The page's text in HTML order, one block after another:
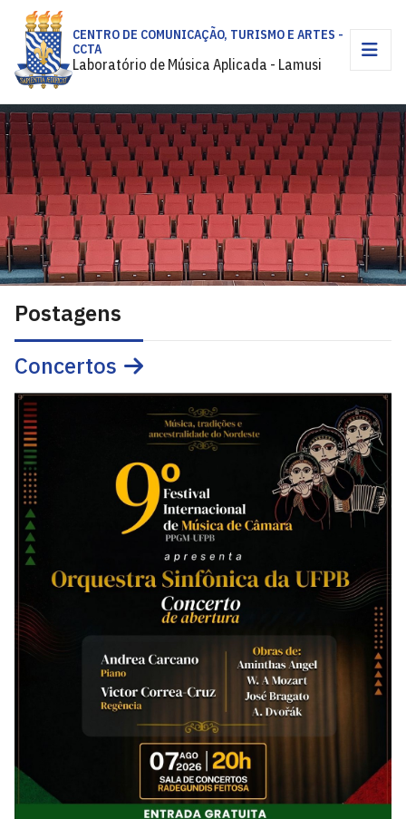
CENTRO DE COMUNICAÇÃO, TURISMO E ARTES -
CCTA
Laboratório de Música Aplicada - Lamusi
Postagens
Concertos